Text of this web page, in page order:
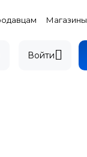
Магазины
Войти